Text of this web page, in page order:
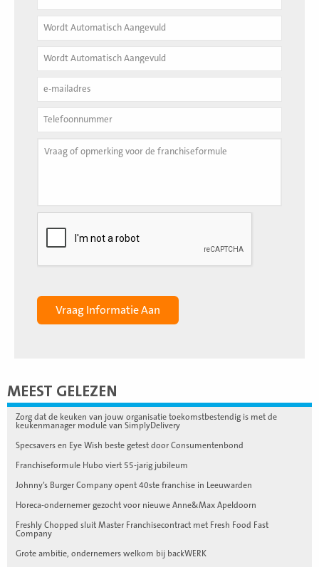
MEEST GELEZEN
Zorg dat de keuken van jouw organisatie toekomstbestendig is met de
keukenmanager module van SimplyDelivery
Specsavers en Eye Wish beste getest door Consumentenbond
Franchiseformule Hubo viert 55-jarig jubileum
Johnny’s Burger Company opent 40ste franchise in Leeuwarden
Horeca-ondernemer gezocht voor nieuwe Anne&Max Apeldoorn
Freshly Chopped sluit Master Franchisecontract met Fresh Food Fast
Company
Grote ambitie, ondernemers welkom bij backWERK